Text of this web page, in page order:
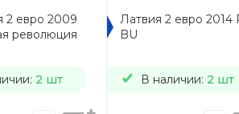
2 евро 2009
революция
2 шт
Латвия 2 евро 2014
BU
В наличии: 2 шт